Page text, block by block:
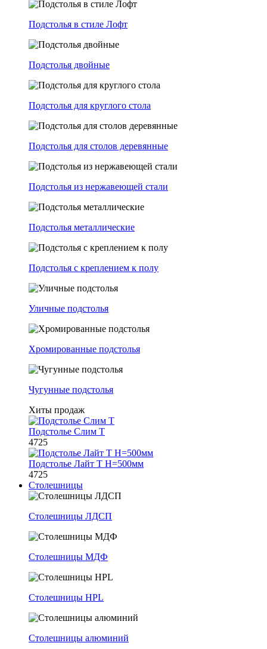
Подстолья в стиле Лофт
Подстолья двойные
Подстолья для круглого стола
Подстолья для столов деревянные
Подстолья из нержавеющей стали
Подстолья металлические
Подстолья с креплением к полу
Уличные подстолья
Хромированные подстолья
Чугунные подстолья
Хиты продаж
Подстолье Слим Т
4725
Подстолье Лайт Т H=500мм
4725
Столешницы
Столешницы ЛДСП
Столешницы МДФ
Столешницы HPL
Столешницы алюминий